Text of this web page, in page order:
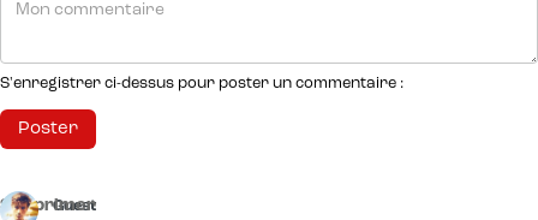
S'enregistrer ci-dessus pour poster un commentaire :
Guest
Supprimer